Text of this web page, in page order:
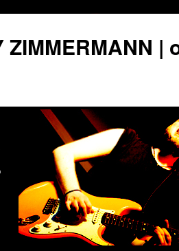
ZIMMERMANN